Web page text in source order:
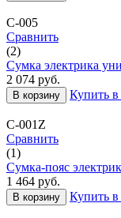
С-005
Сравнить
(2)
Сумка электрика
2 074 руб.
В корзину Купить
С-001Z
Сравнить
(1)
Сумка-пояс
1 464 руб.
В корзину Купить